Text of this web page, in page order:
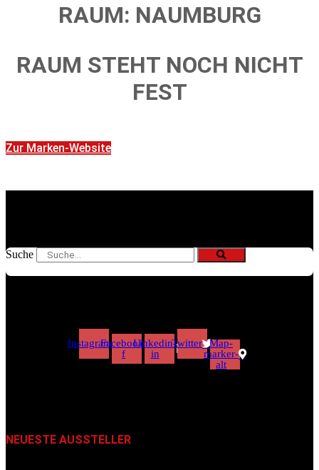
RAUM: NAUMBURG
RAUM STEHT NOCH NICHT
FEST
Zur Marken-Website
Suche
InstagramFacebook-
f
Linkedin-
in
Twitter
Map-
marker-
alt
NEUESTE AUSSTELLER